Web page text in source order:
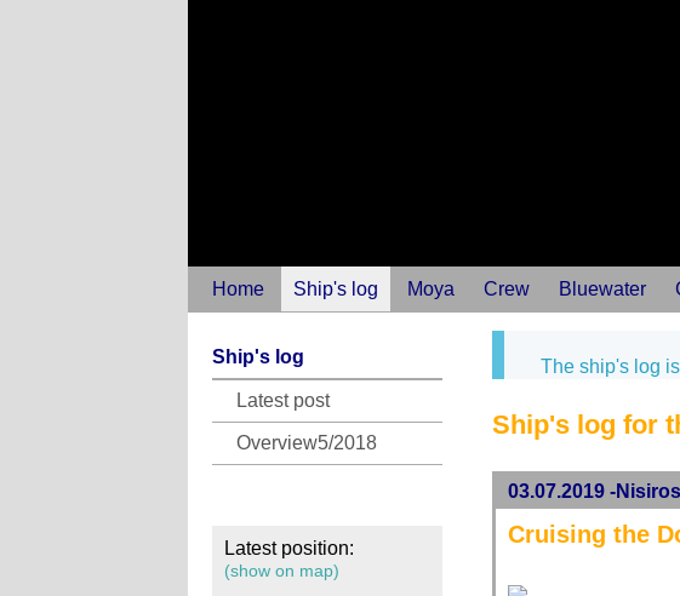
Home Ship's log Moya Crew Bluewater
Ship's log
Latest post
Overview5/2018
Latest position:
(show on map)
The ship's log
Ship's log for
03.07.2019 -
Cruising the